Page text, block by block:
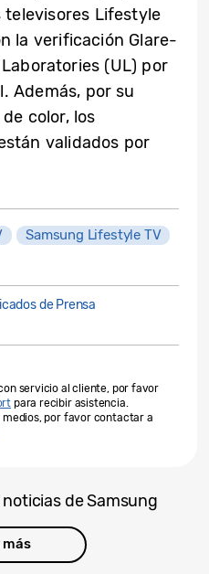
televisores Lifestyle
la verificación Glare-
(UL) por
Además, por su
color, los
validados por
Samsung Lifestyle TV
de Prensa
servicio al cliente, por favor
para recibir asistencia.
por favor contactar a
de Samsung
más